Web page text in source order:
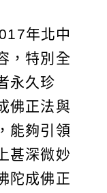
年北中
，特別全
永久珍
佛正法與
能夠引領
甚深微妙
陀成佛正